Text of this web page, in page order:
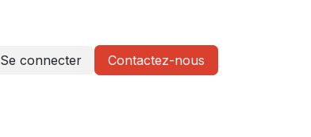
Se connecter Contactez-nous